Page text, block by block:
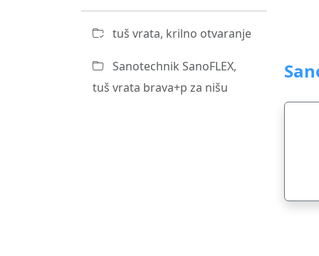
tuš vrata, krilno otvaranje
Sanotechnik SanoFLEX,
tuš vrata brava+p za nišu